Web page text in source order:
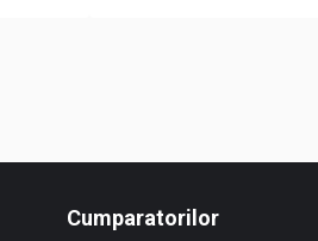
Cumparatorilor